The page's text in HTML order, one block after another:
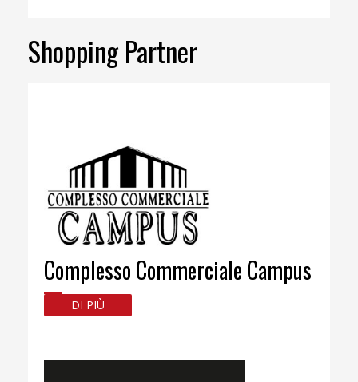
Shopping Partner
Complesso Commerciale Campus
DI PIÙ